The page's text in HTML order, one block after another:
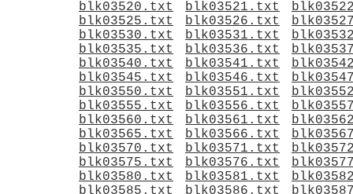
blk03520.txt
blk03521.txt
blk03525.txt
blk03526.txt
blk03530.txt
blk03531.txt
blk03535.txt
blk03536.txt
blk03540.txt
blk03541.txt
blk03545.txt
blk03546.txt
blk03550.txt
blk03551.txt
blk03555.txt
blk03556.txt
blk03560.txt
blk03561.txt
blk03565.txt
blk03566.txt
blk03570.txt
blk03571.txt
blk03575.txt
blk03576.txt
blk03580.txt
blk03581.txt
blk03585.txt
blk03586.txt